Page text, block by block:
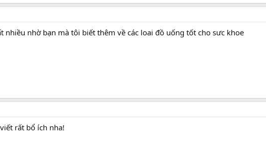
nhiều nhờ bạn mà tôi biết thêm về các loai đồ uống tốt cho sưc khoe
rất bổ ích nha!